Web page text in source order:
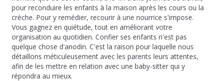
pour reconduire les enfants à la maison après les cours ou la
crèche. Pour y remédier, recourir à une nourrice s'impose.
Vous gagnez en quiétude, tout en améliorant votre
organisation au quotidien. Confier ses enfants n'est pas
quelque chose d'anodin. C'est la raison pour laquelle nous
détaillons méticuleusement avec les parents leurs attentes,
afin de les mettre en relation avec une baby-sitter qui y
répondra au mieux.